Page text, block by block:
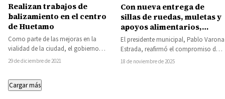
Realizan trabajos de
balizamiento en el centro
de Huetamo
Como parte de las mejoras en la
vialidad de la ciudad, el gobierno
municipal de Huetamo, está
29 de diciembre de 2021
Con nueva entrega de
sillas de ruedas, muletas y
apoyos alimentarios,
Pablo Varona impulsa a las
familias huetamenses
El presidente municipal, Pablo Varona
Estrada, reafirmó el compromiso de
su administración con las madres
18 de noviembre de 2025
Cargar más